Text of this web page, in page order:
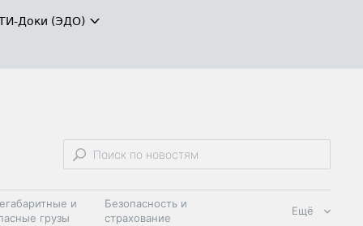
Доки (ЭДО)
и
грузы
Безопасность и
страхование
Ещё